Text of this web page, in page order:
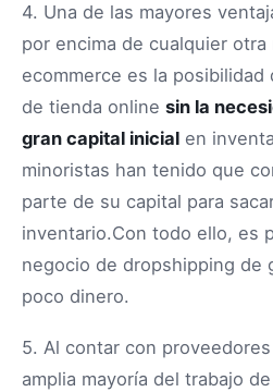
4. Una de las mayores
por encima de cualquier otra
ecommerce es la posibilidad
de tienda online sin la
gran capital inicial en
minoristas han tenido que
parte de su capital para
inventario.Con todo ello, es
negocio de dropshipping de
poco dinero.
5. Al contar con
amplia mayoría del trabajo